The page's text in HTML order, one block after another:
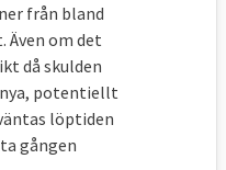
från bland
Även om det
då skulden
potentiellt
löptiden
gången